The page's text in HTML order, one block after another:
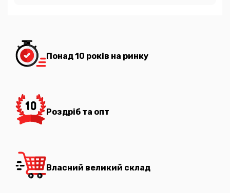
Понад 10 років на ринку
Роздріб та опт
Власний великий склад